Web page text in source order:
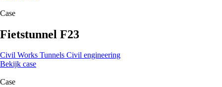
Case
Fietstunnel F23
Civil Works Tunnels Civil engineering
Bekijk case
Case